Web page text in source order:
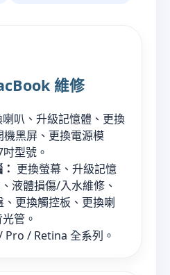
維修
喇叭、升級記憶體、更換
黑屏、更換電源模
型號。
更換螢幕、升級記憶
液體損傷/入水維修、
更換觸控板、更換喇
管。
/ Retina 全系列。